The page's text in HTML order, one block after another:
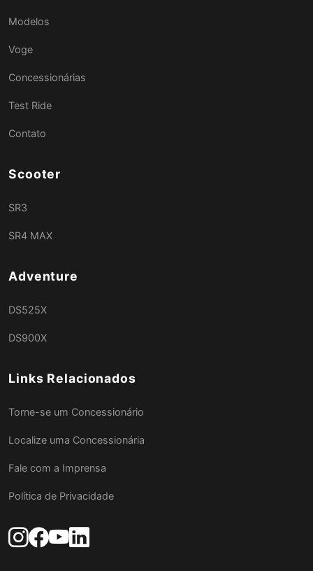
Modelos
Voge
Concessionárias
Test Ride
Contato
Scooter
SR3
SR4 MAX
Adventure
DS525X
DS900X
Links Relacionados
Torne-se um Concessionário
Localize uma Concessionária
Fale com a Imprensa
Política de Privacidade